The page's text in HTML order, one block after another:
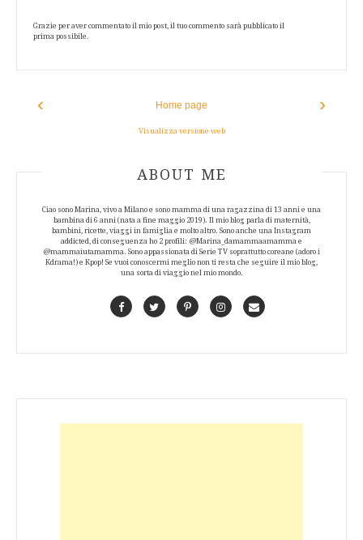
Grazie per aver commentato il mio post, il tuo commento sarà pubblicato il
prima possibile.
‹ ›
Home page
Visualizza versione web
ABOUT AUTHOR
ABOUT ME
Ciao sono Marina, vivo a Milano e sono mamma di una ragazzina di 13 anni e una
bambina di 6 anni (nata a fine maggio 2019). Il mio blog parla di maternità,
bambini, ricette, viaggi in famiglia e molto altro. Sono anche una Instagram
addicted, di conseguenza ho 2 profili: @Marina_damammaamamma e
@mammaiutamamma. Sono appassionata di Serie TV soprattutto coreane (adoro i
Kdrama!) e Kpop! Se vuoi conoscermi meglio non ti resta che seguire il mio blog,
una sorta di viaggio nel mio mondo.
FacebookTwitterPinterestInstagramContact